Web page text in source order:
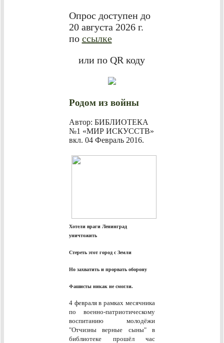
Опрос доступен до
20 августа 2026 г.
по ссылке
или по QR коду
Родом из войны
Автор: БИБЛИОТЕКА
№1 «МИР ИСКУССТВ»
вкл. 04 Февраль 2016.
Хотели враги Ленинград
уничтожить
Стереть этот город с Земли
Но захватить и прорвать оборону
Фашисты никак не смогли.
4 февраля в рамках месячника
по военно-патриотическому
воспитанию молодёжи
"Отчизны верные сыны"в
библиотеке
прошёл час